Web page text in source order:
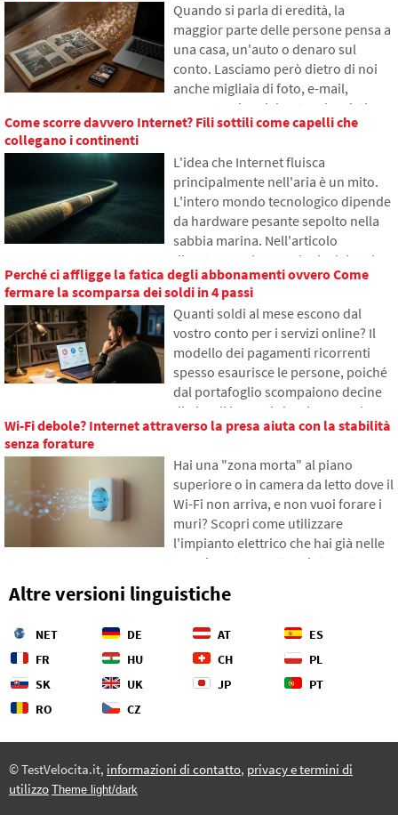
funziona, perché il contenuto di
internet viene salvato in diverse parti
del mondo e perché senza essa
l'internet odierno difficilmente
funzionerebbe.
Quando si parla di eredità, la
maggior parte delle persone pensa a
una casa, un'auto o denaro sul
conto. Lasciamo però dietro di noi
anche migliaia di foto, e-mail,
account sui social network o dati
salvati nel cloud. Cosa accadrà loro
Nell'articolo esploreremo come
funziona l'eredità digitale, perché i
sopravvissuti possono avere
problemi con i dati e come mettere
ordine nelle tracce online già oggi.
Come scorre davvero Internet? Fili sottili come capelli che
collegano i continenti
L'idea che Internet fluisca
principalmente nell'aria è un mito.
L'intero mondo tecnologico dipende
da hardware pesante sepolto nella
sabbia marina. Nell'articolo
discuteremo la tecnologia dei cavi
sottomarini. Scoprirai come
funzionano le fibre ottiche, cosa
comporta la loro posa dalle navi e
come gli abissi degli oceani sono
diventati un campo di battaglia
geopolitico.
Perché ci affligge la fatica degli abbonamenti ovvero Come
fermare la scomparsa dei soldi in 4 passi
Quanti soldi al mese escono dal
vostro conto per i servizi online? Il
modello dei pagamenti ricorrenti
spesso esaurisce le persone, poiché
dal portafoglio scompaiono decine
di piccoli importi che si accumulano
gradualmente in somme
basiamo su dati freschi del 2026,
mostreremo il divario abissale tra le
nostre stime e la realtà, e offriremo
quattro passi concreti per tenere
meglio sotto controllo le proprie
Wi-Fi debole? Internet attraverso la presa aiuta con la stabilità
senza forature
Hai una "zona morta" al piano
superiore o in camera da letto dove il
Wi-Fi non arriva, e non vuoi forare i
muri? Scopri come utilizzare
l'impianto elettrico che hai già nelle
pareti per trasmettere internet
attraverso la rete elettrica.
Nell'articolo ti mostreremo come
powerline, perché riesce a gestire lo
streaming 4K e i giochi, e a cosa fare
attenzione con le vecchie
Altre versioni linguistiche
NET DE AT
ES
FR
HU CH
PL
SK
UK JP
PT
RO
CZ
© TestVelocita.it, informazioni di contatto, privacy e termini di
utilizzo Theme light/dark